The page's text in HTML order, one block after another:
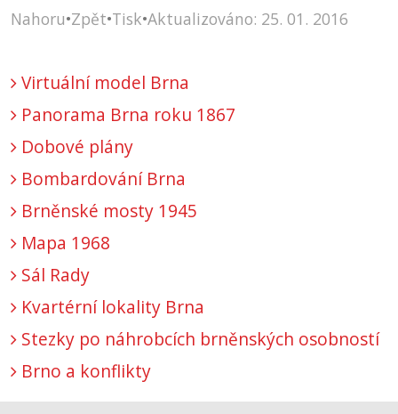
Nahoru•Zpět•Tisk•Aktualizováno: 25. 01. 2016
Virtuální model Brna
Panorama Brna roku 1867
Dobové plány
Bombardování Brna
Brněnské mosty 1945
Mapa 1968
Sál Rady
Kvartérní lokality Brna
Stezky po náhrobcích brněnských osobností
Brno a konflikty